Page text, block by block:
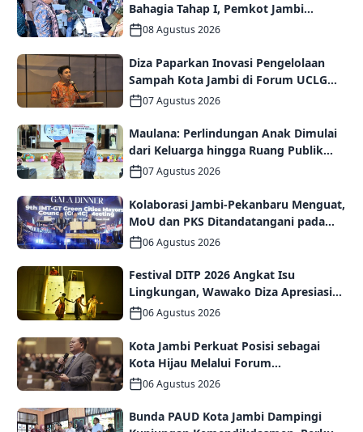
Bahagia Tahap I, Pemkot Jambi
Targetkan Potensi Pengembangan
Kampung Wisata
08 Agustus 2026
Diza Paparkan Inovasi Pengelolaan
Sampah Kota Jambi di Forum UCLG
ASPAC, Dorong Kolaborasi Menuju
07 Agustus 2026
Maulana: Perlindungan Anak Dimulai
dari Keluarga hingga Ruang Publik
yang Ramah
07 Agustus 2026
Kolaborasi Jambi-Pekanbaru Menguat,
MoU dan PKS Ditandatangani pada
Gala Dinner GCMC IMT-GT ke-9 Tahun
06 Agustus 2026
Festival DITP 2026 Angkat Isu
Lingkungan, Wawako Diza Apresiasi
Karya Seniman Jambi
06 Agustus 2026
Kota Jambi Perkuat Posisi sebagai
Kota Hijau Melalui Forum
Internasional IMT-GT GCMC 2026
06 Agustus 2026
Bunda PAUD Kota Jambi Dampingi